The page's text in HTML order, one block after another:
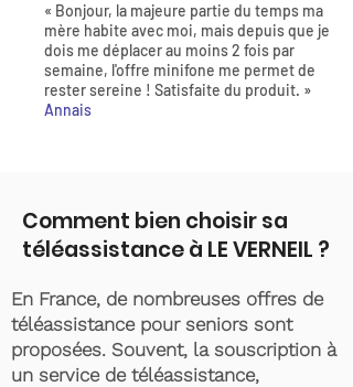
« Bonjour, la majeure partie du temps ma
mère habite avec moi, mais depuis que je
dois me déplacer au moins 2 fois par
semaine, l'offre minifone me permet de
rester sereine ! Satisfaite du produit. »
Annais
Comment bien choisir sa
téléassistance à LE VERNEIL ?
En France, de nombreuses offres de
téléassistance pour seniors sont
proposées. Souvent, la souscription à
un service de téléassistance,